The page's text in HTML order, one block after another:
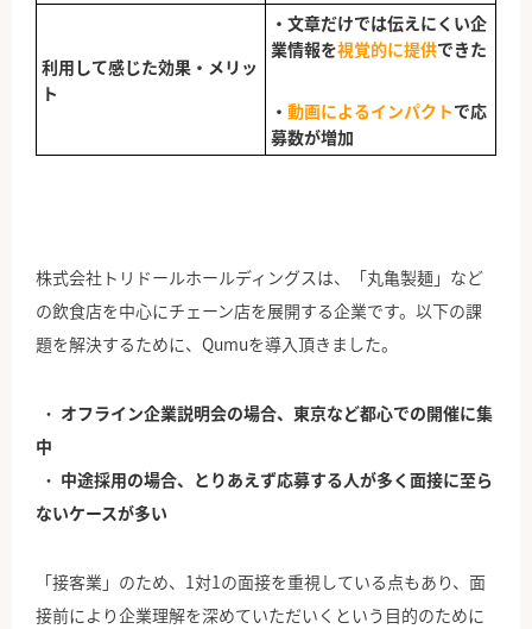
利用して感じた効果・メリッ
ト
・文章だけでは伝えにくい企
業情報を視覚的に提供できた
・ 動画によるインパクトで応
募数が増加
株式会社トリドールホールディングスは、「丸亀製麺」など
の飲食店を中心にチェーン店を展開する企業です。以下の課
題を解決するために、Qumuを導入頂きました。
オフライン企業説明会の場合、東京など都心での開催に集
中
中途採用の場合、とりあえず応募する人が多く面接に至ら
ないケースが多い
「接客業」のため、1対1の面接を重視している点もあり、面
接前により企業理解を深めていただいくという目的のために